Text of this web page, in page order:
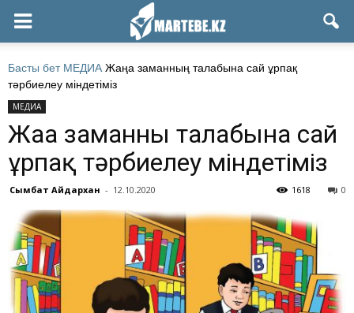
Басты бет МЕДИА Жаңа заманның талабына сай ұрпақ
тәрбиелеу міндетіміз
МЕДИА
Жаңа заманның талабына сай
ұрпақ тәрбиелеу міндетіміз
Сымбат Айдархан - 12.10.2020 0
1618